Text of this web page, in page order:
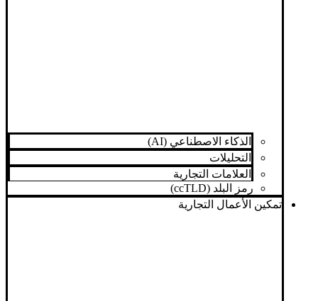
الذكاء الاصطناعي (AI)
التحليلات
العلامات التجارية
رمز البلد (ccTLD)
تمكين الأعمال التجارية